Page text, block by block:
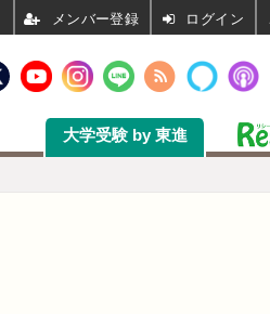
大学受験 by 東進
ログイン